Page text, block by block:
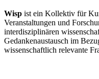
Wisp ist ein Kollektiv für
Veranstaltungen und
interdisziplinären
Gedankenaustausch im
wissenschaftlich relevante